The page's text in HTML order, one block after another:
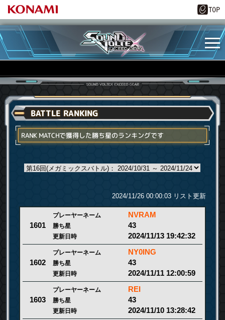
BATTLE RANKING
RANK MATCHで獲得した勝ち星のランキングです
2024/11/26 00:00:03 リスト更新
1601
プレーヤーネーム NVRAM
勝ち星 43
更新日時 2024/11/13 19:42:32
1602
プレーヤーネーム NY0ING
勝ち星 43
更新日時 2024/11/11 12:00:59
1603
プレーヤーネーム REI
勝ち星 43
更新日時 2024/11/10 13:28:42